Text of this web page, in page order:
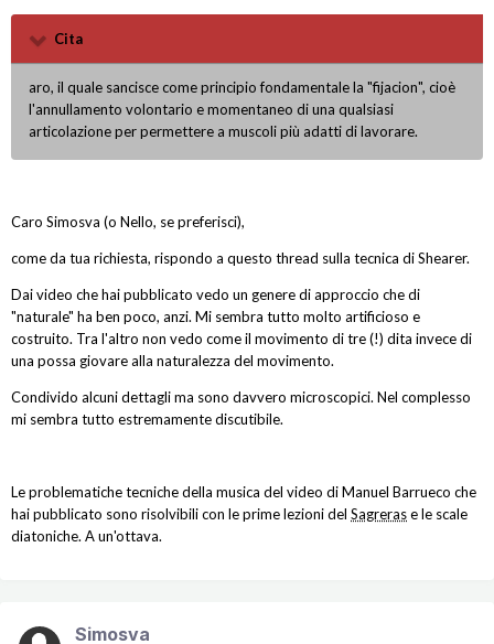
Cita
aro, il quale sancisce come principio fondamentale la "fijacion", cioè
l'annullamento volontario e momentaneo di una qualsiasi
articolazione per permettere a muscoli più adatti di lavorare.
Caro Simosva (o Nello, se preferisci),
come da tua richiesta, rispondo a questo thread sulla tecnica di Shearer.
Dai video che hai pubblicato vedo un genere di approccio che di
"naturale" ha ben poco, anzi. Mi sembra tutto molto artificioso e
costruito. Tra l'altro non vedo come il movimento di tre (!) dita invece di
una possa giovare alla naturalezza del movimento.
Condivido alcuni dettagli ma sono davvero microscopici. Nel complesso
mi sembra tutto estremamente discutibile.
Le problematiche tecniche della musica del video di Manuel Barrueco che
hai pubblicato sono risolvibili con le prime lezioni del Sagrerase le scale
diatoniche. A un'ottava.
Simosva